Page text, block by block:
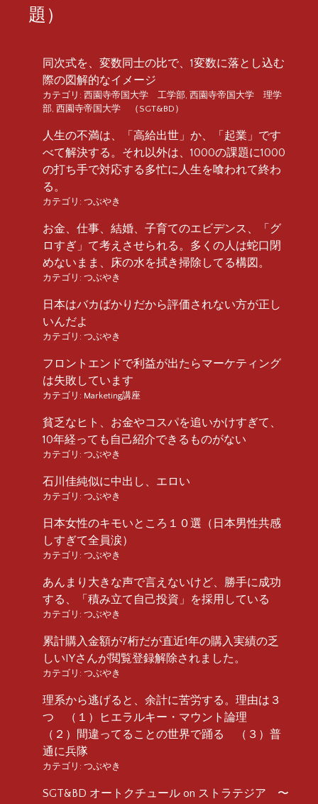
題）
同次式を、変数同士の比で、1変数に落とし込む
際の図解的なイメージ
カテゴリ: 西園寺帝国大学 工学部 西園寺帝国大学 理学
部 西園寺帝国大学 （SGT&BD）
人生の不満は、「高給出世」か、「起業」です
べて解決する。それ以外は、1000の課題に1000
の打ち手で対応する多忙に人生を喰われて終わ
る。
カテゴリ: つぶやき
お金、仕事、結婚、子育てのエビデンス、「グ
ロすぎ」て考えさせられる。多くの人は蛇口閉
めないまま、床の水を拭き掃除してる構図。
カテゴリ: つぶやき
日本はバカばかりだから評価されない方が正し
いんだよ
カテゴリ: つぶやき
フロントエンドで利益が出たらマーケティング
は失敗しています
カテゴリ: Marketing講座
貧乏なヒト、お金やコスパを追いかけすぎて、
10年経っても自己紹介できるものがない
カテゴリ: つぶやき
石川佳純似に中出し、エロい
カテゴリ: つぶやき
日本女性のキモいところ１０選（日本男性共感
しすぎて全員涙）
カテゴリ: つぶやき
あんまり大きな声で言えないけど、勝手に成功
する、「積み立て自己投資」を採用している
カテゴリ: つぶやき
累計購入金額が7桁だが直近1年の購入実績の乏
しいIYさんが閲覧登録解除されました。
カテゴリ: つぶやき
理系から逃げると、余計に苦労する。理由は３
つ （１）ヒエラルキー・マウント論理
（２）間違ってることの世界で踊る （３）普
通に兵隊
カテゴリ: つぶやき
SGT&BD オートクチュール on ストラテジア 〜